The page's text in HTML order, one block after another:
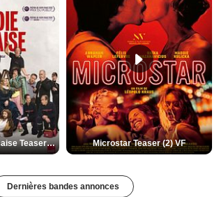
De la Comédie-Française Teaser (3) VF Microstar Teaser (2) VF
Dernières bandes annonces